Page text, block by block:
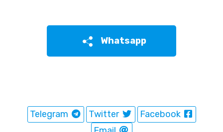
Whatsapp
Facebook
Twitter